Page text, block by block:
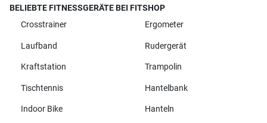
BELIEBTE FITNESSGERÄTE BEI FITSHOP
Crosstrainer
Ergometer
Laufband Rudergerät
Kraftstation Trampolin
Tischtennis Hantelbank
Indoor Bike Hanteln